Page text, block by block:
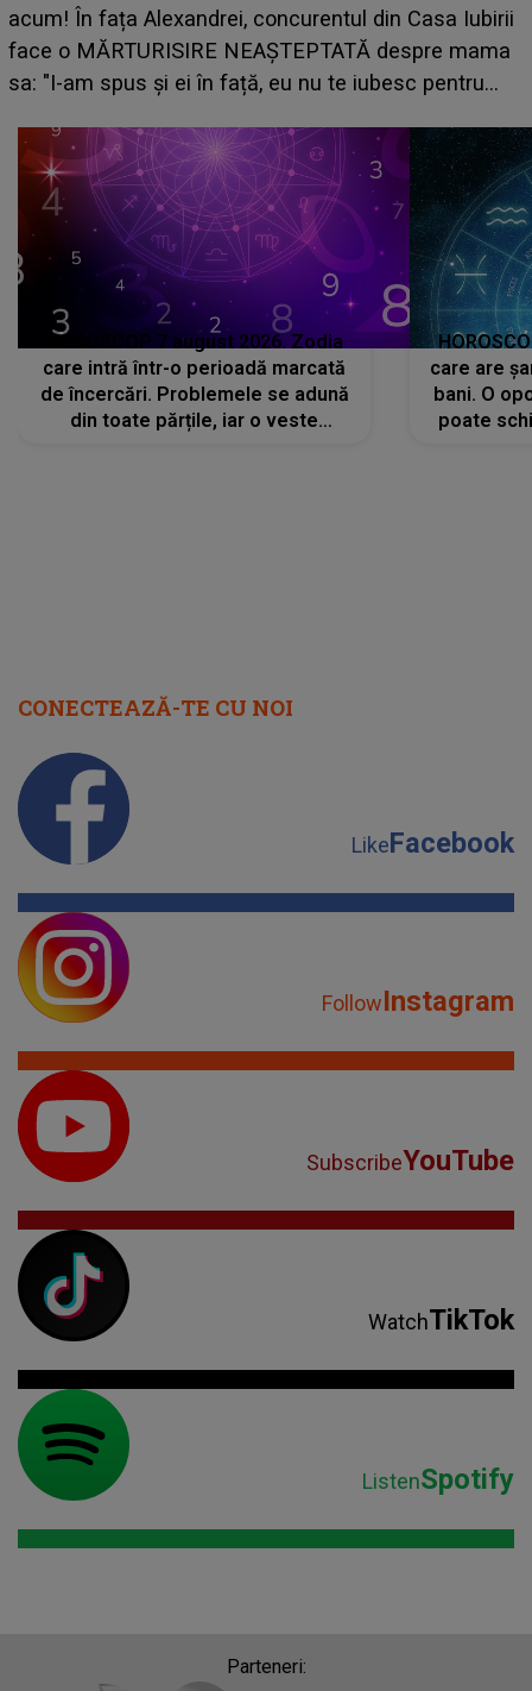
scena principală a festivalului Zara Larsson? Artista
suedeză a ajuns deja în România și s-a filmat din
camera de hotel
HOROSCOP 7 august 2026. Zodia
care intră într-o perioadă marcată
de încercări. Problemele se adună
din toate părțile, iar o veste
care are
bani. O
poate
CONECTEAZĂ-TE CU NOI
LikeFacebook
FollowInstagram
SubscribeYouTube
WatchTikTok
ListenSpotify
Parteneri: